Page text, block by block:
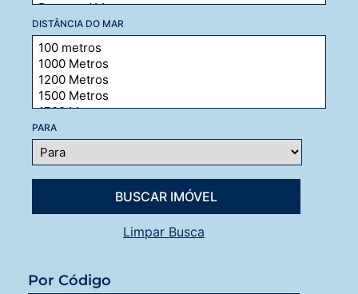
DISTÂNCIA DO MAR
PARA
Limpar Busca
Por Código